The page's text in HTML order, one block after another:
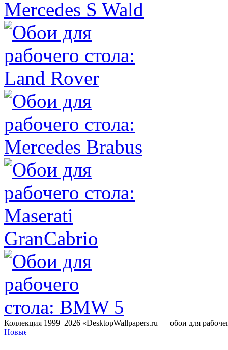
Коллекция 1999–2026 «DesktopWallpapers.ru — обои для